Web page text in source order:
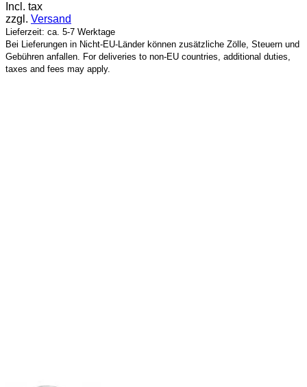
Incl. tax
zzgl. Versand
Lieferzeit: ca. 5-7 Werktage
Bei Lieferungen in Nicht-EU-Länder können zusätzliche Zölle, Steuern und
Gebühren anfallen. For deliveries to non-EU countries, additional duties,
taxes and fees may apply.